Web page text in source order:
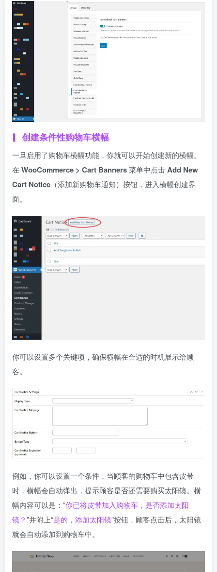
创建条件性购物车横幅
一旦启用了购物车横幅功能，你就可以开始创建新的横幅。
在 WooCommerce > Cart Banners菜单中点击Add New
Cart Notice （添加新购物车通知）按钮，进入横幅创建界
面。
你可以设置多个关键项，确保横幅在合适的时机展示给顾
客。
例如，你可以设置一个条件，当顾客的购物车中包含皮带
时，横幅会自动弹出，提示顾客是否还需要购买太阳镜。横
幅内容可以是：“你已将皮带加入购物车，是否添加太阳
镜？”并附上“是的，添加太阳镜”按钮，顾客点击后，太阳镜
就会自动添加到购物车中。